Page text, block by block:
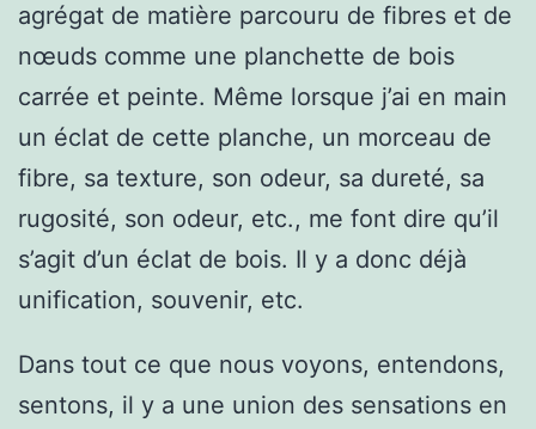
agrégat de matière parcouru de fibres et de
nœuds comme une planchette de bois
carrée et peinte. Même lorsque j’ai en main
un éclat de cette planche, un morceau de
fibre, sa texture, son odeur, sa dureté, sa
rugosité, son odeur, etc., me font dire qu’il
s’agit d’un éclat de bois. Il y a donc déjà
unification, souvenir, etc.
Dans tout ce que nous voyons, entendons,
sentons, il y a une union des sensations en